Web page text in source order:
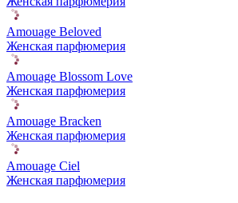
Amouage Beloved
Женская парфюмерия
Amouage Blossom Love
Женская парфюмерия
Amouage Bracken
Женская парфюмерия
Amouage Ciel
Женская парфюмерия